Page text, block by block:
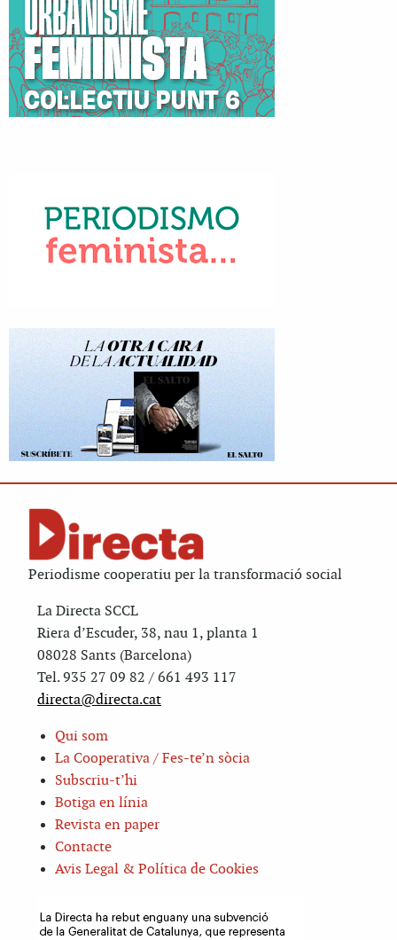
Periodisme cooperatiu per la transformació social
La Directa SCCL
Riera d’Escuder, 38, nau 1, planta 1
08028 Sants (Barcelona)
Tel. 935 27 09 82 / 661 493 117
directa@directa.cat
Qui som
La Cooperativa / Fes-te’n sòcia
Subscriu-t’hi
Botiga en línia
Revista en paper
Contacte
Avis Legal & Política de Cookies